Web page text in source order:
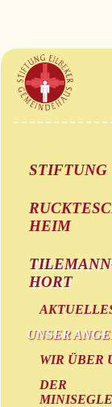
STIFTUNG
HEIM
HORT
UNSER
WIR ÜBER
DER